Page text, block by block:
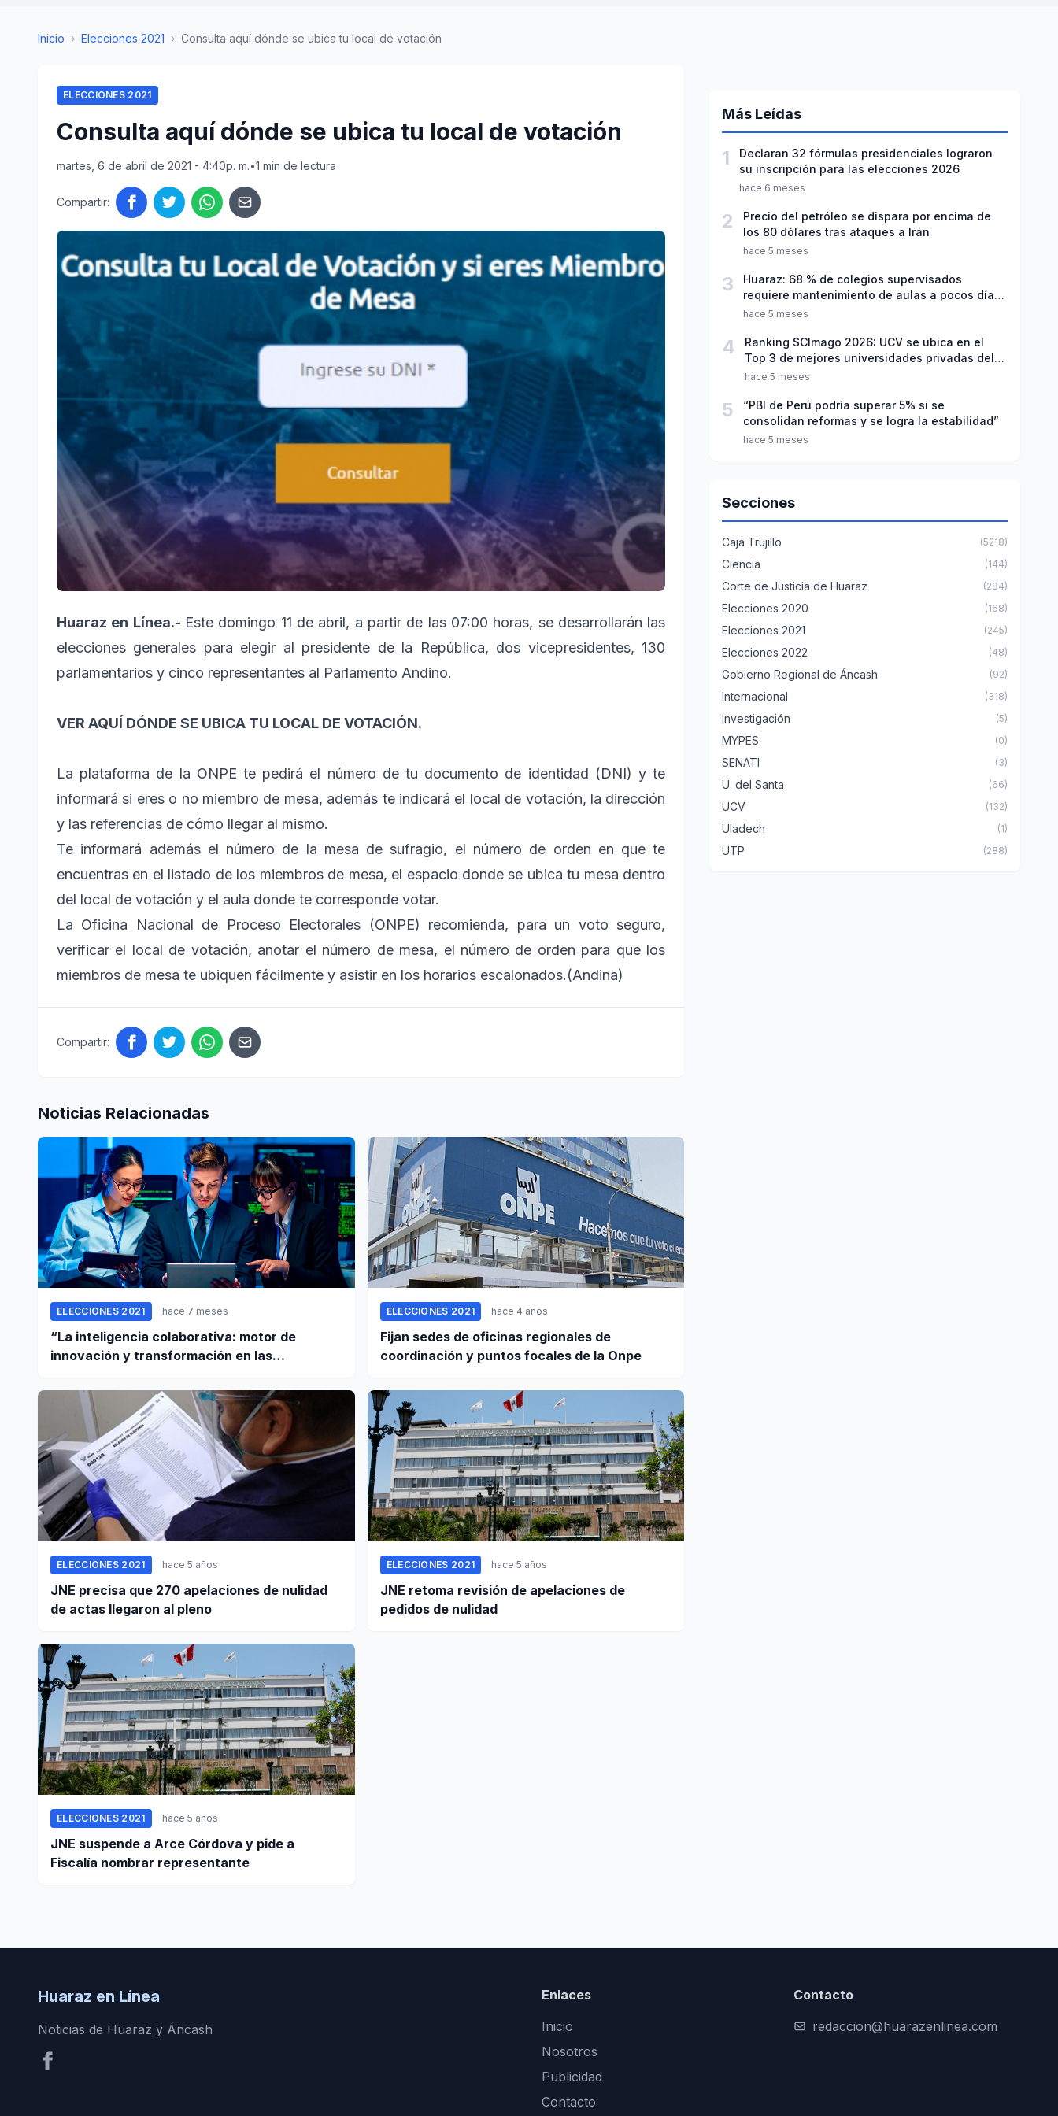
Inicio › Elecciones 2021 › Consulta aquí dónde se ubica tu local de votación
ELECCIONES 2021
Consulta aquí dónde se ubica tu local de votación
martes, 6 de abril de 2021 - 4:40p. m.•1 min de lectura
Compartir:
Huaraz en Línea.- Este domingo 11 de abril, a partir de las 07:00 horas, se desarrollarán las
elecciones generales para elegir al presidente de la República, dos vicepresidentes, 130
parlamentarios y cinco representantes al Parlamento Andino.
VER AQUÍ DÓNDE SE UBICA TU LOCAL DE VOTACIÓN.
La plataforma de la ONPE te pedirá el número de tu documento de identidad (DNI) y te
informará si eres o no miembro de mesa, además te indicará el local de votación, la dirección
y las referencias de cómo llegar al mismo.
Te informará además el número de la mesa de sufragio, el número de orden en que te
encuentras en el listado de los miembros de mesa, el espacio donde se ubica tu mesa dentro
del local de votación y el aula donde te corresponde votar.
La Oficina Nacional de Proceso Electorales (ONPE) recomienda, para un voto seguro,
verificar el local de votación, anotar el número de mesa, el número de orden para que los
miembros de mesa te ubiquen fácilmente y asistir en los horarios escalonados.(Andina)
Compartir:
Noticias Relacionadas
ELECCIONES 2021 hace 7 meses
“La inteligencia colaborativa: motor de
innovación y transformación en las
ELECCIONES 2021 hace 4 años
Fijan sedes de oficinas regionales de
coordinación y puntos focales de la Onpe
ELECCIONES 2021 hace 5 años
JNE precisa que 270 apelaciones de nulidad
de actas llegaron al pleno
ELECCIONES 2021 hace 5 años
JNE retoma revisión de apelaciones de
pedidos de nulidad
ELECCIONES 2021 hace 5 años
JNE suspende a Arce Córdova y pide a
Fiscalía nombrar representante
Más Leídas
1
Declaran 32 fórmulas presidenciales lograron
su inscripción para las elecciones 2026
hace 6 meses
2
Precio del petróleo se dispara por encima de
los 80 dólares tras ataques a Irán
hace 5 meses
3
Huaraz: 68 % de colegios supervisados
requiere mantenimiento de aulas a pocos días
de inicio del año escolar 2026
hace 5 meses
4
Ranking SCImago 2026: UCV se ubica en el
Top 3 de mejores universidades privadas del
Perú
hace 5 meses
5
“PBI de Perú podría superar 5% si se
consolidan reformas y se logra la estabilidad”
hace 5 meses
Secciones
Caja Trujillo (5218)
Ciencia (144)
Corte de Justicia de Huaraz (284)
Elecciones 2020 (168)
Elecciones 2021 (245)
Elecciones 2022 (48)
Gobierno Regional de Áncash (92)
Internacional (318)
Investigación (5)
MYPES (0)
SENATI (3)
U. del Santa (66)
UCV (132)
Uladech (1)
UTP (288)
Huaraz en Línea
Noticias de Huaraz y Áncash
Enlaces
Inicio
Nosotros
Publicidad
Contacto
Contacto
redaccion@huarazenlinea.com